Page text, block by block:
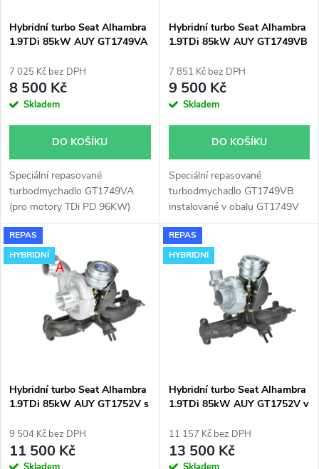
p
r
o
u
k
t
s
p
r
o
d
u
k
t
Hybridní turbo Seat Alhambra
1.9TDi 85kW AUY GT1749VA
7 025 Kč bez DPH
8 500 Kč
Skladem
DO KOŠÍKU
Speciální repasované
turbodmychadlo GT1749VA
(pro motory TDi PD 96KW)
instalované v obalu GT1749V
(pro motory TDi 66-85KW).
Vhodné zejména k
výkonnostním úpravám jako
např. chiptuning. Pro vůz Seat
Alhambra 1.9TDi 85kW AUY.
Hybridní turbo Seat Alhambra
1.9TDi 85kW AUY GT1749VB
7 851 Kč bez DPH
9 500 Kč
Skladem
DO KOŠÍKU
Speciální repasované
turbodmychadlo GT1749VB
instalované v obalu GT1749V
(pro motory TDi 66-85KW).
Vhodné zejména k
výkonnostním úpravám jako
např. chiptuning. Pro vůz Seat
Alhambra 1.9TDi 85kW AUY.
REPAS
HYBRIDNÍ
Hybridní turbo Seat Alhambra
1.9TDi 85kW AUY GT1752V s
9 504 Kč bez DPH
11 500 Kč
REPAS
HYBRIDNÍ
Hybridní turbo Seat Alhambra
1.9TDi 85kW AUY GT1752V v
11 157 Kč bez DPH
13 500 Kč